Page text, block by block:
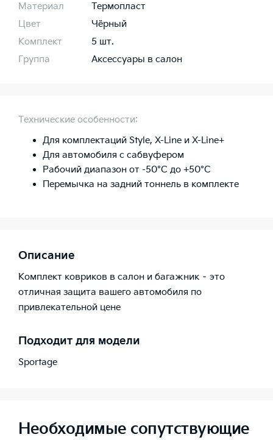
Материал
Термопласт
Цвет
Чёрный
Комплект
5 шт.
Группа
Аксессуары в салон
Технические особенности:
Для комплектаций Style, X-Line и X-Line+
Для автомобиля с сабвуфером
Рабочий диапазон от -50°C до +50°C
Перемычка на задний тоннель в комплекте
Описание
Комплект ковриков в салон и багажник – это
отличная защита вашего автомобиля по
привлекательной цене
Подходит для модели
Sportage
Необходимые сопутствующие